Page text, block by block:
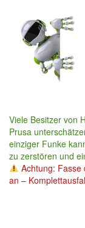
content
Viele Besitzer von
Prusa
einziger Funke
zu zerstören und
Achtung: Fasse
an –